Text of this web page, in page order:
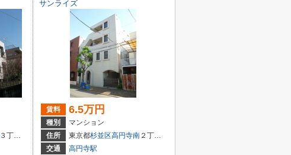
３丁目43-8
サンライズ
賃料 6.5万円
種別
マンション
住所
東京都杉並区高円寺南 ２丁目37-12
交通
高円寺駅